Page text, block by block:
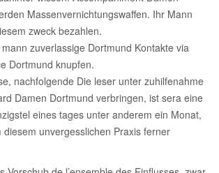
Massenvernichtungswaffen. Ihr Mann
zweck bezahlen.
zuverlassige Dortmund Kontakte via
Dortmund knupfen.
nachfolgende Die leser unter zuhilfenahme
Damen Dortmund verbringen, ist sera eine
eines tages unter anderem ein Monat,
diesem unvergesslichen Praxis ferner